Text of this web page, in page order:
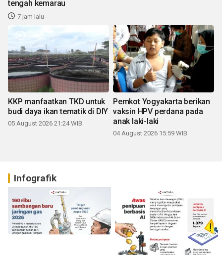
tengah kemarau
7 jam lalu
KKP manfaatkan TKD untuk
budi daya ikan tematik di DIY
05 August 2026 21:24 WIB
Pemkot Yogyakarta berikan
vaksin HPV perdana pada
anak laki-laki
04 August 2026 15:59 WIB
Infografik